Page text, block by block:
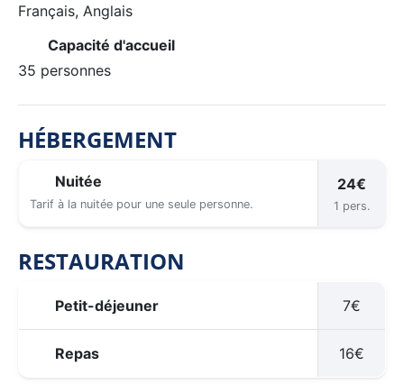
Français, Anglais
Capacité d'accueil
35 personnes
HÉBERGEMENT
Nuitée
Tarif à la nuitée pour une seule personne.
24€
1 pers.
RESTAURATION
Petit-déjeuner 7€
Repas 16€